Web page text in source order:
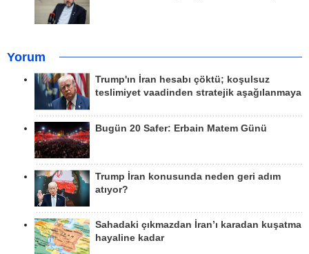
Yorum
Trump'ın İran hesabı çöktü; koşulsuz
teslimiyet vaadinden stratejik aşağılanmaya
Bugün 20 Safer: Erbain Matem Günü
Trump İran konusunda neden geri adım
atıyor?
Sahadaki çıkmazdan İran’ı karadan kuşatma
hayaline kadar